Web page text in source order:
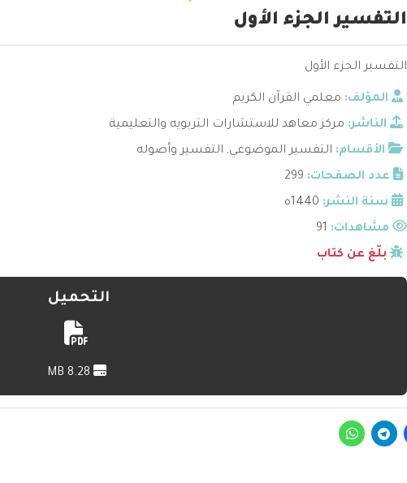
التفسير الجزء الأول
التفسير الجزء الأول
المؤلف: معلمي القرآن الكريم
الناشر: مركز معاهد للاستشارات التربويه والتعليمية
الأقسام: التفسير الموضوعي, التفسير وأصوله
عدد الصفحات: 299
سنة النشر: 1440ه
مشاهدات:
بلّغ عن كتاب
التحميل